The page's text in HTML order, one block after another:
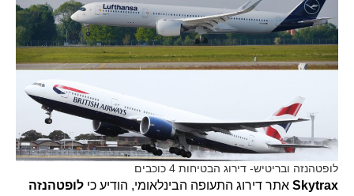
לופטהנזה ובריטיש- דירוג הבטיחות 4 כוכבים
Skytraxאתר דירוג התעופה הבינלאומי, הודיע כילופטהנזה